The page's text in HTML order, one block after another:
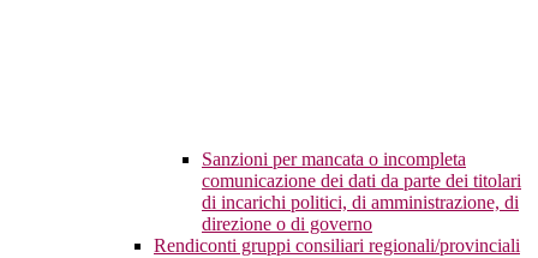
Sanzioni per mancata o incompleta
comunicazione dei dati da parte dei titolari
di incarichi politici, di amministrazione, di
direzione o di governo
Rendiconti gruppi consiliari regionali/provinciali